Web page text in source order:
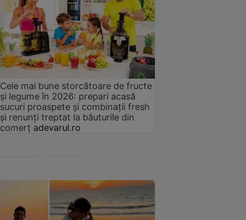
Cele mai bune storcătoare de fructe
și legume în 2026: prepari acasă
sucuri proaspete și combinații fresh
și renunți treptat la băuturile din
comerț adevarul.ro